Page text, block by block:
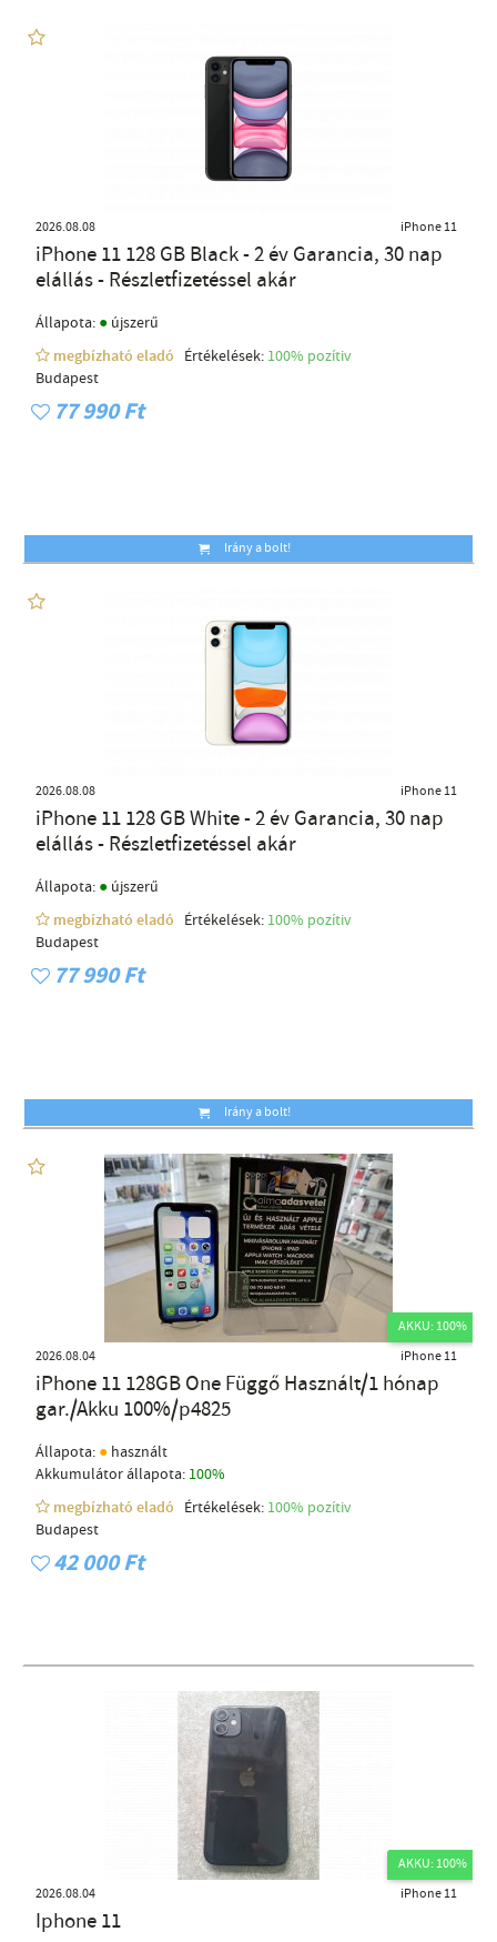
2026.08.08 iPhone 11
iPhone 11 128 GB Black - 2 év Garancia, 30 nap
elállás - Részletfizetéssel akár
Állapota: ● újszerű
megbízható eladó
Értékelések: 100% pozítiv
Budapest
77 990 Ft
Irány a bolt!
2026.08.08 iPhone 11
iPhone 11 128 GB White - 2 év Garancia, 30 nap
elállás - Részletfizetéssel akár
Állapota: ● újszerű
megbízható eladó
Értékelések: 100% pozítiv
Budapest
77 990 Ft
Irány a bolt!
AKKU: 100%
2026.08.04
iPhone 11
iPhone 11 128GB One Függő Használt/1 hónap
gar./Akku 100%/p4825
Állapota: ● használt
Akkumulátor állapota: 100%
megbízható eladó
Értékelések: 100% pozítiv
Budapest
42 000 Ft
AKKU: 100%
2026.08.04
iPhone 11
Iphone 11